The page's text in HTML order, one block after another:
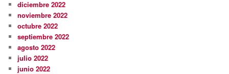
diciembre 2022
noviembre 2022
octubre 2022
septiembre 2022
agosto 2022
julio 2022
junio 2022